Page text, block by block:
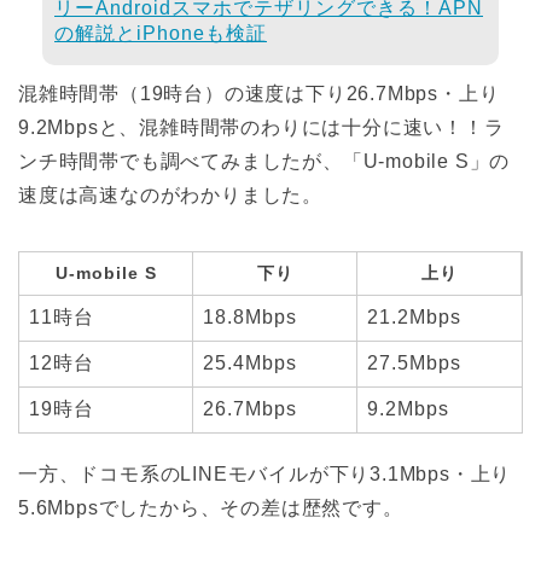
リーAndroidスマホでテザリングできる！APN
の解説とiPhoneも検証
混雑時間帯（19時台）の速度は下り26.7Mbps・上り
9.2Mbpsと、混雑時間帯のわりには十分に速い！！ラ
ンチ時間帯でも調べてみましたが、「U-mobile S」の
速度は高速なのがわかりました。
U-mobile S 下り 上り
11時台 18.8Mbps 21.2Mbps
12時台 25.4Mbps 27.5Mbps
19時台 26.7Mbps 9.2Mbps
一方、ドコモ系のLINEモバイルが下り3.1Mbps・上り
5.6Mbpsでしたから、その差は歴然です。